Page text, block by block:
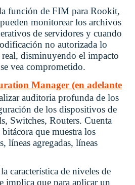
función de FIM para Rookit,
pueden monitorear los archivos
de servidores y cuando
no autorizada lo
real, disminuyendo el impacto
vea comprometido.
Manager (en adelante
auditoria profunda de los
de los dispositivos de
Switches, Routers. Cuenta
que muestra los
líneas agregadas, líneas
característica de niveles de
implica que para aplicar un